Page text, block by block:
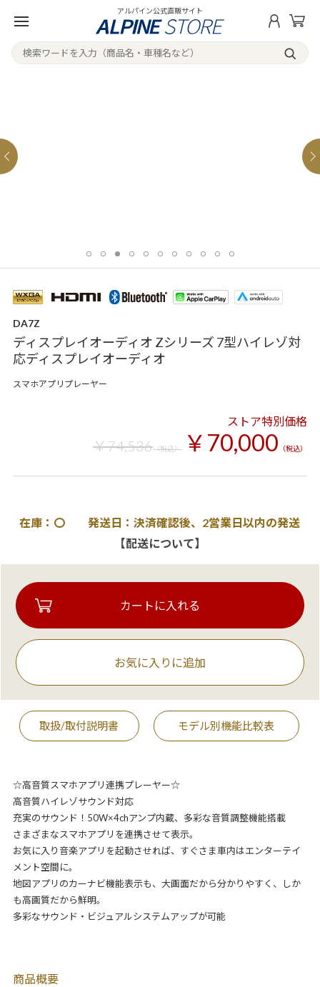
アルパイン公式直販サイト
DA7Z
ディスプレイオーディオ Zシリーズ 7型ハイレゾ対
応ディスプレイオーディオ
スマホアプリプレーヤー
ストア特別価格
￥74,536（税込） ￥70,000 （税込）
在庫：〇 発送日：決済確認後、2営業日以内の発送
【配送について】
お気に入りに追加
取扱/取付説明書 モデル別機能比較表
☆高音質スマホアプリ連携プレーヤー☆
高音質ハイレゾサウンド対応
充実のサウンド！50W×4chアンプ内蔵、多彩な音質調整機能搭載
さまざまなスマホアプリを連携させて表示。
お気に入り音楽アプリを起動させれば、すぐさま車内はエンターテイ
メント空間に。
地図アプリのカーナビ機能表示も、大画面だから分かりやすく、しか
も高画質だから鮮明。
多彩なサウンド・ビジュアルシステムアップが可能
商品概要